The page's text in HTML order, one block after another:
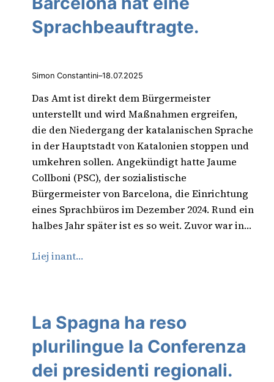
Sprachbeauftragte.
Simon Constantini–18.07.2025
Das Amt ist direkt dem Bürgermeister
unterstellt und wird Maßnahmen ergreifen,
die den Niedergang der katalanischen Sprache
in der Hauptstadt von Katalonien stoppen und
umkehren sollen. Angekündigt hatte Jaume
Collboni (PSC), der sozialistische
Bürgermeister von Barcelona, die Einrichtung
eines Sprachbüros im Dezember 2024. Rund ein
halbes Jahr später ist es so weit. Zuvor war in…
Liej inant…
La Spagna ha reso
plurilingue la Conferenza
dei presidenti regionali.